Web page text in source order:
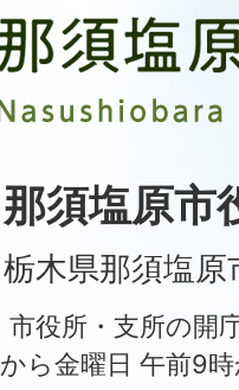
City
那須塩原市
木県那須塩原
市役所・支所の開
ら金曜日 午前9